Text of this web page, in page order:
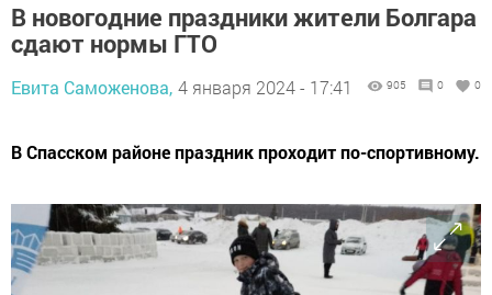
В новогодние праздники жители Болгара
сдают нормы ГТО
Евита Саможенова, 4 января 2024 - 17:41 905 0 0
В Спасском районе праздник проходит по-спортивному.